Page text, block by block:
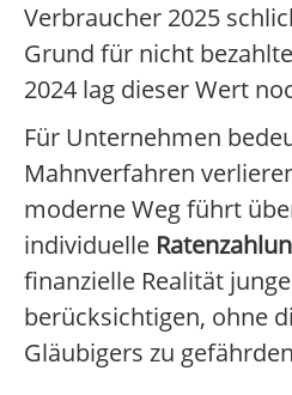
Verbraucher 2025
Grund für nicht
2024 lag dieser Wert
Für Unternehmen
Mahnverfahren
moderne Weg führt
individuelle
finanzielle Realität
berücksichtigen, ohne
Gläubigers zu